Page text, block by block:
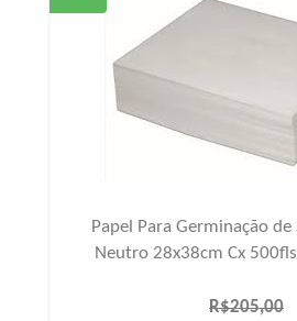
Papel Para Germinação de
Neutro 28x38cm Cx
R$205,00